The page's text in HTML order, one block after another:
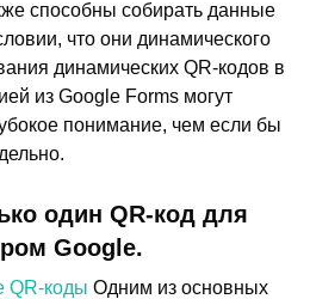
способны собирать данные
что они динамического
динамических QR-кодов в
из Google Forms могут
понимание, чем если бы
один QR-код для
Google.
QR-коды Одним из основных